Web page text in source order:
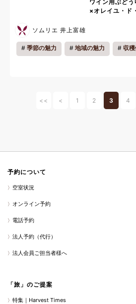
ワイン用ぶど
×オレイユ・ド
ソムリエ 井上富雄
季節の魅力 地域の魅力 収
<< < 1 2 3 4
予約について
空室状況
オンライン予約
電話予約
法人予約（代行）
法人会員ご担当者様へ
「旅」のご提案
特集｜Harvest Times